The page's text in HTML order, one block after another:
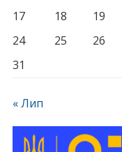
17
18 19
24
25 26
31
« Лип